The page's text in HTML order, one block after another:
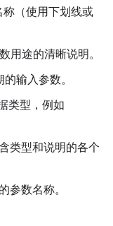
称（使用下划线或
用途的清晰说明。
的输入参数。
类型，例如
类型和说明的各个
参数名称。